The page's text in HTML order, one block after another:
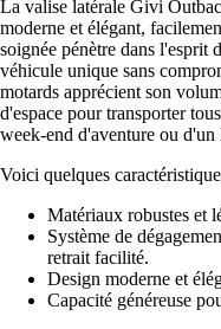
La valise latérale Givi
moderne et élégant,
soignée pénètre dans l'esprit
véhicule unique sans
motards apprécient son
d'espace pour transporter
week-end d'aventure ou d'un
Voici quelques
Matériaux robustes et
Système de
retrait facilité.
Design moderne et
Capacité généreuse